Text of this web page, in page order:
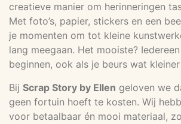
creatieve manier om herinneringen
Met foto’s, papier, stickers en een
je momenten om tot kleine
lang meegaan. Het mooiste?
beginnen, ook als je beurs wat kleiner
Bij Scrap Story by Ellen geloven we
geen fortuin hoeft te kosten. Wij
voor betaalbaar én mooi materiaal,